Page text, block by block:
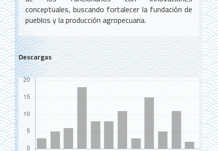
conceptuales, buscando fortalecer la fundación de
pueblos y la producción agropecuaria.
Descargas